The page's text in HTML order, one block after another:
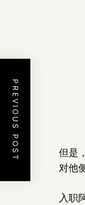
但是
对他
入职
PREVIOUS POST